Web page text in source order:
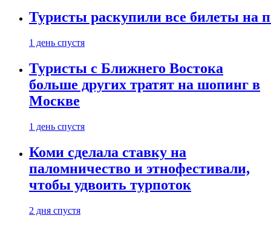
Туристы раскупили все билеты на
1 день спустя
Туристы с Ближнего Востока
больше других тратят на шопинг в
Москве
1 день спустя
Коми сделала ставку на
паломничество и этнофестивали,
чтобы удвоить турпоток
2 дня спустя